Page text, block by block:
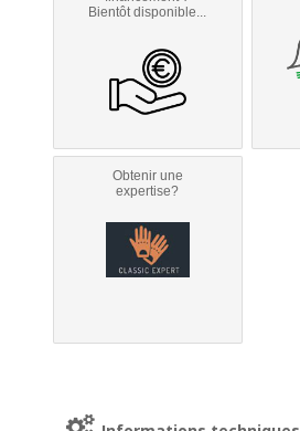
Bientôt disponible...
Obtenir une
expertise?